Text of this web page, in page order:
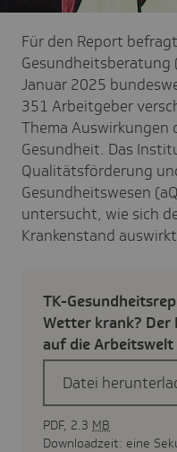
Für den Report
Gesundheitsberatung
Januar 2025
351 Arbeitgeber
Thema Auswirkungen
Gesundheit. Das
Qualitätsförderung
Gesundheitswesen
untersucht, wie sich
Krankenstand
TK-
Wetter krank? Der
auf die Arbeits­welt
Datei
PDF, 2.3 MB
Downloadzeit: eine